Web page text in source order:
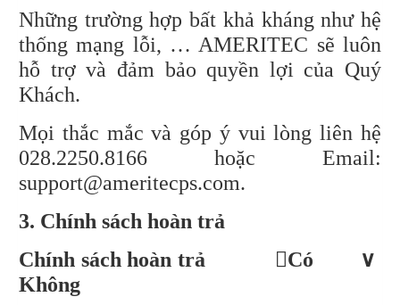
Những trường hợp bất khả kháng như hệ
thống mạng lỗi, … AMERITEC sẽ luôn
hỗ trợ và đảm bảo quyền lợi của Quý
Khách.
Mọi thắc mắc và góp ý vui lòng liên hệ
028.2250.8166 hoặc Email:
support@ameritecps.com.
3. Chính sách hoàn trả
Chính sách hoàn trả Có ∨
Không